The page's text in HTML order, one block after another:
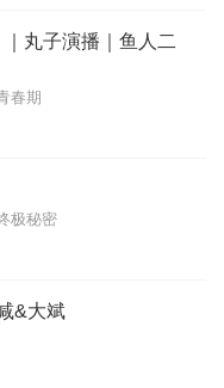
｜丸子演播｜鱼人二
春期
极秘密
&大斌